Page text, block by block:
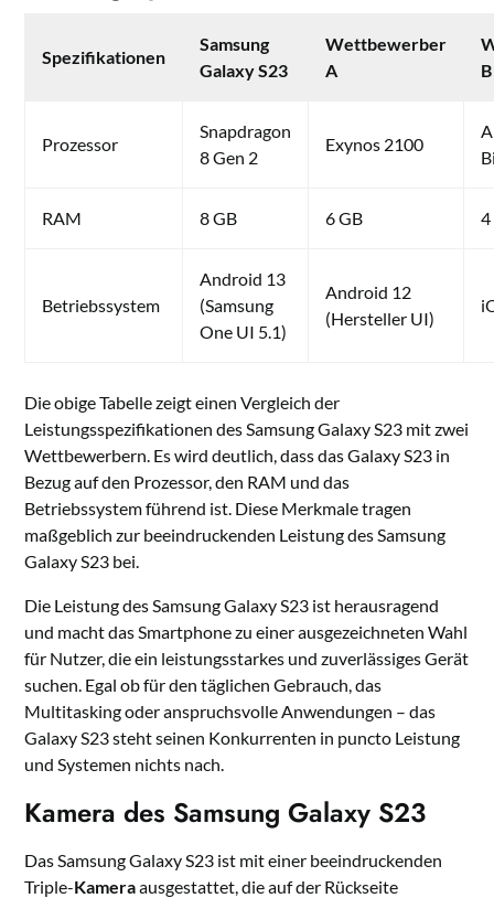
Spezifikationen
Samsung
Galaxy S23
Wettbewerber
A
B
Prozessor
Snapdragon
8 Gen 2
Exynos 2100
RAM 8 GB 6 GB 4
Betriebssystem
Android 13
(Samsung
One UI 5.1)
Android 12
(Hersteller UI)
Die obige Tabelle zeigt einen Vergleich der
Leistungsspezifikationen des Samsung Galaxy S23 mit zwei
Wettbewerbern. Es wird deutlich, dass das Galaxy S23 in
Bezug auf den Prozessor, den RAM und das
Betriebssystem führend ist. Diese Merkmale tragen
maßgeblich zur beeindruckenden Leistung des Samsung
Galaxy S23 bei.
Die Leistung des Samsung Galaxy S23 ist herausragend
und macht das Smartphone zu einer ausgezeichneten Wahl
für Nutzer, die ein leistungsstarkes und zuverlässiges Gerät
suchen. Egal ob für den täglichen Gebrauch, das
Multitasking oder anspruchsvolle Anwendungen – das
Galaxy S23 steht seinen Konkurrenten in puncto Leistung
und Systemen nichts nach.
Kamera des Samsung Galaxy S23
Das Samsung Galaxy S23 ist mit einer beeindruckenden
Triple-Kameraausgestattet, die auf der Rückseite